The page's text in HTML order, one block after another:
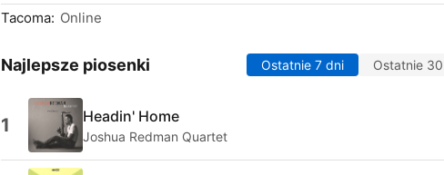
Tacoma: Online
Najlepsze piosenki Ostatnie 7 dni Ostatnie
1 Headin' Home
Joshua Redman Quartet